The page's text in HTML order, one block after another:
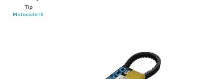
PEUGEOT GEOPOLIS PREMIUM (NISSIN) 250 2006-2011
DERBI RAMBLA IE 300 2010-2014
Tip
Motocicletă